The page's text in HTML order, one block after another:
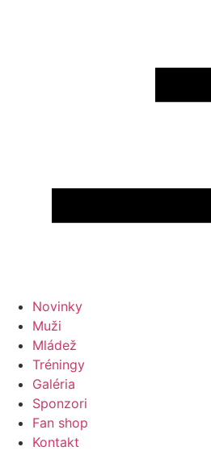
Novinky
Muži
Mládež
Tréningy
Galéria
Sponzori
Fan shop
Kontakt